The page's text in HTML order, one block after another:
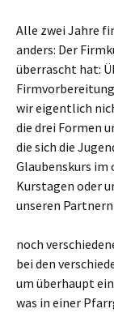
Alle zwei Jahre
anders: Der
überrascht hat:
wir eigentlich
die drei Formen
die sich die
Glaubenskurs im
Kurstagen oder
unseren
noch
bei den
um überhaupt
was in einer